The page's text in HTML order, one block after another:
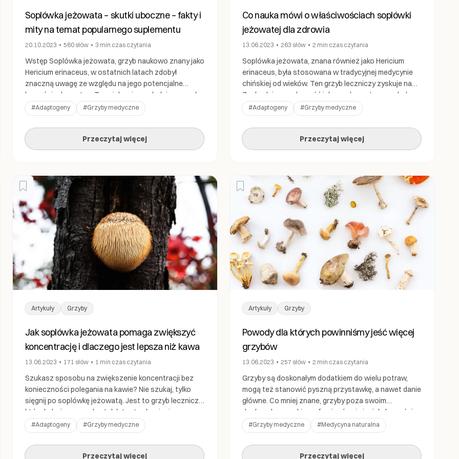
Soplówka jeżowata – skutki uboczne – fakty i
mity na temat popularnego suplementu
20.10.2023 • 560 słów • 3 min czas czytania
Wstęp Soplówka jeżowata, grzyb naukowo znany jako
Hericium erinaceus, w ostatnich latach zdobył
znaczną uwagę ze względu na jego potencjalne
korzyści zdrowotne. Ten ciekawie wyglądający grzyb,
przypominający grzywę lwa, był używany przez wieki w
tradycyjnej medycynie chińskiej. Zyskał reputację
naturalnego nootropu, oferującego potencjalne
korzyści kognitywne i neurologiczne. Jednak, jak w
przypadku wielu suplementów diety lub […]
#Adaptogeny #Grzyby medyczne
Przeczytaj więcej
Co nauka mówi o właściwościach soplówki
jeżowatej dla zdrowia
13.06.2023 • 263 słów • 2 min czas czytania
Soplówka jeżowata, znana również jako Hericium
erinaceus, była stosowana w tradycyjnej medycynie
chińskiej od wieków. Ten grzyb leczniczy zyskuje na
Zachodzie popularność jako suplement ze względu na
jego potencjalne korzyści zdrowotne. Soplówka
jeżowata zawiera szereg związków bioaktywnych, w
tym polisacharydy, hericenony i erinacyny, które uważa
się za odpowiedzialne za jego działanie
prozdrowotne. Badania wykazały, że […]
#Adaptogeny #Grzyby medyczne
Przeczytaj więcej
Artykuły Grzyby
Jak soplówka jeżowata pomaga zwiększyć
koncentrację i dlaczego jest lepsza niż kawa
13.06.2023 • 171 słów • 1 min czas czytania
Szukasz sposobu na zwiększenie koncentracji bez
konieczności polegania na kawie? Nie szukaj, tylko
sięgnij po soplówkę jeżowatą. Jest to grzyb leczniczy,
który był używany od setek lat w tradycyjnej
medycynie chińskiej. Ostatnio zyskuje uwagę ze
względu na silne działanie nootropowe i zdolność do
poprawy wydajności poznawczej. Oprócz korzyści
poznawczych wykazano, że grzyb ten ma również […]
#Adaptogeny #Grzyby medyczne
Przeczytaj więcej
Artykuły Grzyby
Powody dla których powinniśmy jeść więcej
grzybów
13.06.2023 • 257 słów • 2 min czas czytania
Grzyby są doskonałym dodatkiem do wielu potraw,
mogą też stanowić pyszną przystawkę, a nawet danie
główne. Co mniej znane, grzyby poza swoim
doskonałym smakiem oferują również wiele korzyści
zdrowotnych. Oto kilka powodów, dla których warto
włączyć grzyby do swojej diety. Po pierwsze, są pełne
witamin i minerałów, które mogą pomóc w utrzymaniu
zdrowego układu odpornościowego. […]
#Grzyby medyczne #Medycyna naturalna
Przeczytaj więcej